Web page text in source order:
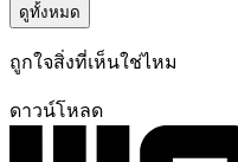
ดูทั้งหมด
ถูกใจสิ่งที่เห็นใช่ไหม
ดาวน์โหลด